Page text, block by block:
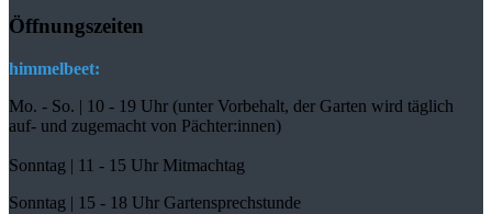
Öffnungszeiten
himmelbeet:
Mo. - So. | 10 - 19 Uhr (unter Vorbehalt, der Garten wird täglich
auf- und zugemacht von Pächter:innen)
Sonntag | 11 - 15 Uhr Mitmachtag
Sonntag | 15 - 18 Uhr Gartensprechstunde